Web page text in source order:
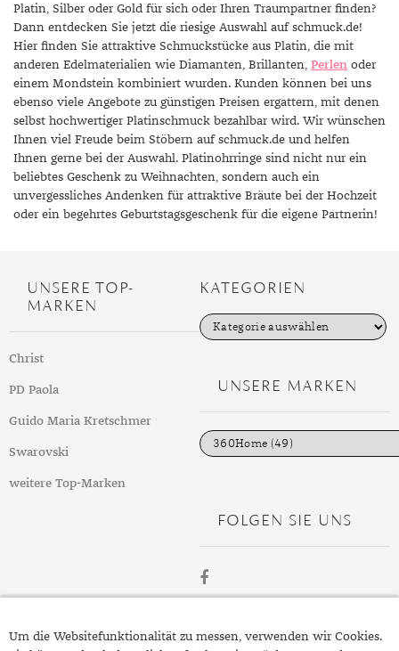
Platin, Silber oder Gold für sich oder Ihren Traumpartner finden?
Dann entdecken Sie jetzt die riesige Auswahl auf schmuck.de!
Hier finden Sie attraktive Schmuckstücke aus Platin, die mit
anderen Edelmaterialien wie Diamanten, Brillanten, Perlen oder
einem Mondstein kombiniert wurden. Kunden können bei uns
ebenso viele Angebote zu günstigen Preisen ergattern, mit denen
selbst hochwertiger Platinschmuck bezahlbar wird. Wir wünschen
Ihnen viel Freude beim Stöbern auf schmuck.de und helfen
Ihnen gerne bei der Auswahl. Platinohrringe sind nicht nur ein
beliebtes Geschenk zu Weihnachten, sondern auch ein
unvergessliches Andenken für attraktive Bräute bei der Hochzeit
oder ein begehrtes Geburtstagsgeschenk für die eigene Partnerin!
UNSERE TOP-
MARKEN
Christ
PD Paola
Guido Maria Kretschmer
Swarovski
weitere Top-Marken
KATEGORIEN
K
a
e
n
UNSERE MARKEN
FOLGEN SIE UNS
SCHMUCK.DE
Um die Websitefunktionalität zu messen, verwenden wir Cookies.